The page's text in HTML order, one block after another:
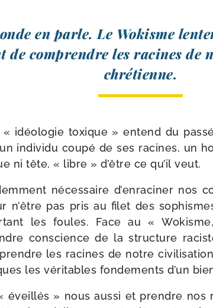
en parle. Le Wokisme
de com­prendre les racines de
chrétienne.
idéo­lo­gie toxique » entend du
indi­vi­du cou­pé de ses racines, un
ni tête, « libre » d’être ce qu’il veut.
néces­saire d’enraciner nos
n’être pas pris au filet des
les foules. Face au «
conscience de la struc­ture
les racines de notre
les véri­tables fon­de­ments d’un
éveillés » nous aus­si et prendre nos